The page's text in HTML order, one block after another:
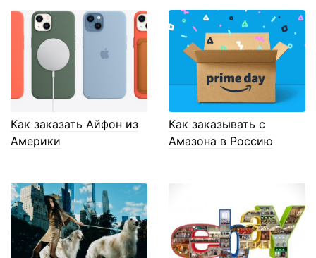
Как заказать Айфон из
Америки
Как заказывать с
Амазона в Россию